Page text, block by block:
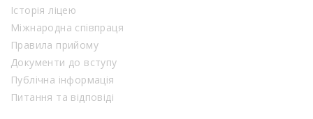
Історія ліцею
Міжнародна співпраця
Правила прийому
Документи до вступу
Публічна інформація
Питання та відповіді